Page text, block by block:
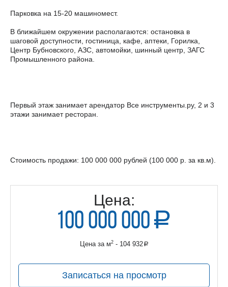
Парковка на 15-20 машиномест.
В ближайшем окружении располагаются: остановка в
шаговой доступности, гостиница, кафе, аптеки, Горилка,
Центр Бубновского, АЗС, автомойки, шинный центр, ЗАГС
Промышленного района.
Первый этаж занимает арендатор Все инструменты.ру, 2 и 3
этажи занимает ресторан.
Стоимость продажи: 100 000 000 рублей (100 000 р. за кв.м).
Цена:
100 000 000 a
руб.Цена за м2- 104 932a
Записаться на просмотр